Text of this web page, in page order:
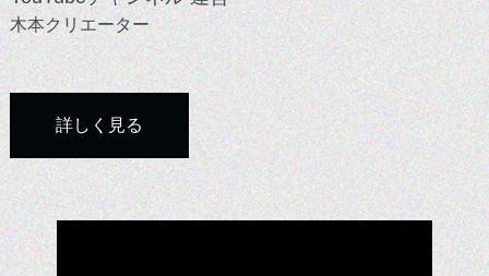
木本クリエーター
詳しく見る